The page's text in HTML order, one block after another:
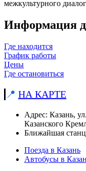
межкультурного
Информация
Где находится
График работы
Цены
Где остановиться
📍 НА КАРТЕ
Адрес: Казань,
Казанского
Ближайшая
Поезда в Казань
Автобусы в